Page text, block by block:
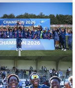
prêté à Dunkerque
Diaby envisagé
Zagreb